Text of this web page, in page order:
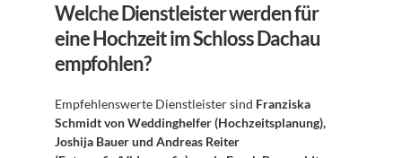
Welche Dienstleister werden für
eine Hochzeit im Schloss Dachau
empfohlen?
Empfehlenswerte Dienstleister sind Franziska
Schmidt von Weddinghelfer (Hochzeitsplanung),
Joshija Bauer und Andreas Reiter